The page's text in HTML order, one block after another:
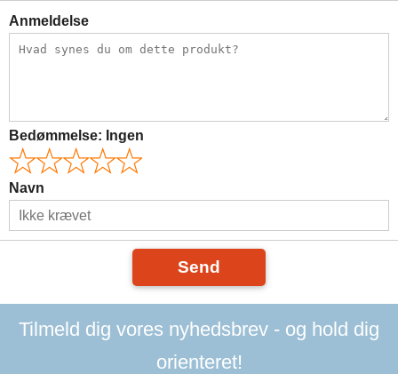
Anmeldelse
Bedømmelse: Ingen
Navn
Send
Tilmeld dig vores nyhedsbrev - og hold dig
orienteret!